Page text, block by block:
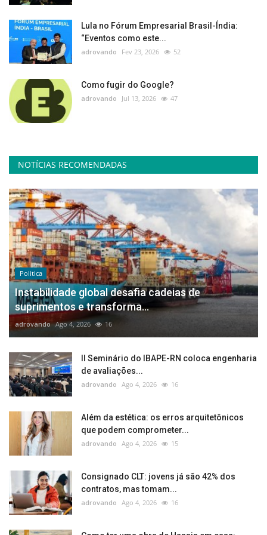
Lula no Fórum Empresarial Brasil-Índia:
“Eventos como este...
adrovando Fev 23, 2026 52
Como fugir do Google?
adrovando Jul 13, 2026 47
NOTÍCIAS RECOMENDADAS
Politica
Instabilidade global desafia cadeias de
suprimentos e transforma...
adrovando Ago 4, 2026 16
II Seminário do IBAPE-RN coloca engenharia
de avaliações...
adrovando Ago 4, 2026 16
Além da estética: os erros arquitetônicos
que podem comprometer...
adrovando Ago 4, 2026 15
Consignado CLT: jovens já são 42% dos
contratos, mas tomam...
adrovando Ago 4, 2026 16